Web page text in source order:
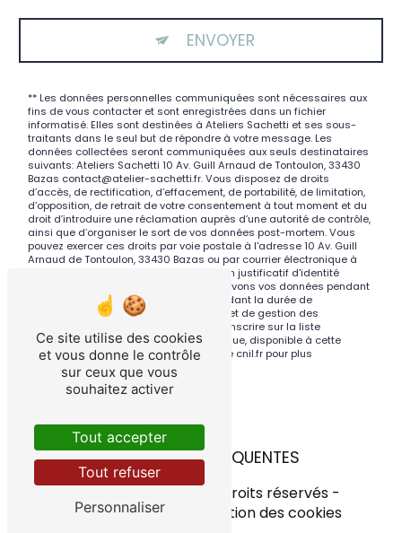
ENVOYER
** Les données personnelles communiquées sont nécessaires aux
fins de vous contacter et sont enregistrées dans un fichier
informatisé. Elles sont destinées à Ateliers Sachetti et ses sous-
traitants dans le seul but de répondre à votre message. Les
données collectées seront communiquées aux seuls destinataires
suivants: Ateliers Sachetti 10 Av. Guill Arnaud de Tontoulon, 33430
Bazas contact@atelier-sachetti.fr. Vous disposez de droits
d’accès, de rectification, d’effacement, de portabilité, de limitation,
d’opposition, de retrait de votre consentement à tout moment et du
droit d’introduire une réclamation auprès d’une autorité de contrôle,
ainsi que d’organiser le sort de vos données post-mortem. Vous
pouvez exercer ces droits par voie postale à l'adresse 10 Av. Guill
Arnaud de Tontoulon, 33430 Bazas ou par courrier électronique à
l'adresse contact@atelier-sachetti.fr. Un justificatif d'identité
pourra vous être demandé. Nous conservons vos données pendant
la période de prise de contact puis pendant la durée de
prescription légale aux fins probatoires et de gestion des
contentieux. Vous avez le droit de vous inscrire sur la liste
d'opposition au démarchage téléphonique, disponible à cette
adresse:Bloctel.gouv.fr . Consultez le site cnil.fr pour plus
d’informations sur vos droits.
RECHERCHES FRÉQUENTES
- 2026 - Tous droits réservés -
Mentions légales
Gestion des cookies
Ce site utilise des cookies
et vous donne le contrôle
sur ceux que vous
souhaitez activer
Tout accepter
Tout refuser
Personnaliser